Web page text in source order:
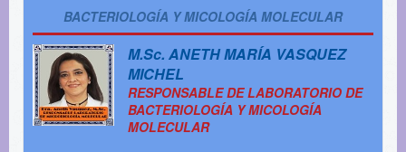
BACTERIOLOGÍA Y MICOLOGÍA MOLECULAR
M.Sc. ANETH MARÍA VASQUEZ
MICHEL
RESPONSABLE DE LABORATORIO DE
BACTERIOLOGÍA Y MICOLOGÍA
MOLECULAR